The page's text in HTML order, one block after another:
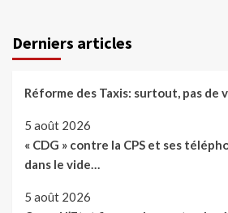
Derniers articles
Réforme des Taxis: surtout, pas de
5 août 2026
« CDG » contre la CPS et ses
dans le vide…
5 août 2026